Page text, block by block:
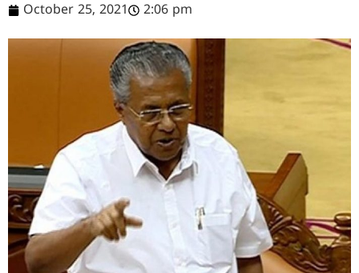
October 25, 2021 2:06 pm